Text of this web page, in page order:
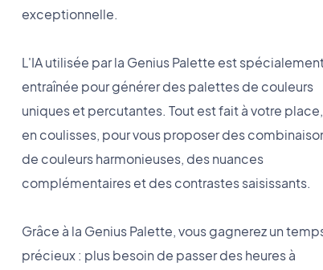
exceptionnelle.
L'IA utilisée par la Genius Palette est
entraînée pour générer des palettes de couleurs
uniques et percutantes. Tout est fait à votre place,
en coulisses, pour vous proposer des
de couleurs harmonieuses, des nuances
complémentaires et des contrastes saisissants.
Grâce à la Genius Palette, vous gagnerez un
précieux : plus besoin de passer des heures à